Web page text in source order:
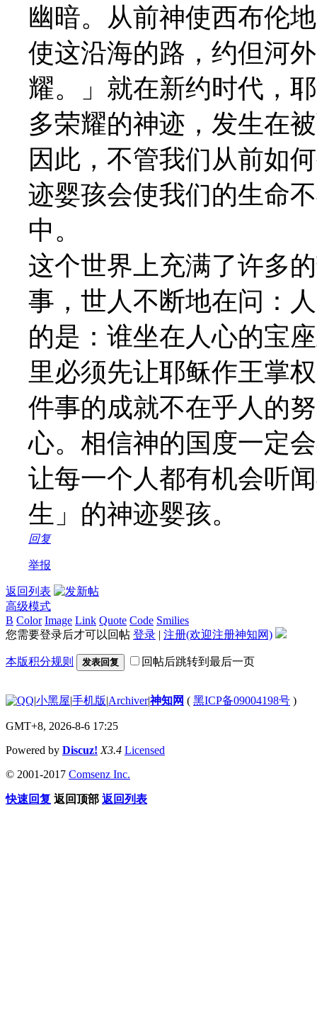
幽暗。从前神使西布伦
使这沿海的路，约但河
耀。」就在新约时代，
多荣耀的神迹，发生在
因此，不管我们从前如
迹婴孩会使我们的生命
中。
这个世界上充满了许多
事，世人不断地在问：
的是：谁坐在人心的宝
里必须先让耶稣作王掌
件事的成就不在乎人的
心。相信神的国度一定
让每一个人都有机会听
生」的神迹婴孩。
回复
举报
返回列表
高级模式
B Color Image Link Quote Code Smilies
您需要登录后才可以回帖 登录 | 注册(欢迎注册神知网)
本版积分规则 发表回复 回帖后跳转到最后一页
|小黑屋|手机版|Archiver|神知网 ( 黑ICP备09004198号 )
GMT+8, 2026-8-6 17:25
Powered by Discuz! X3.4 Licensed
© 2001-2017 Comsenz Inc.
快速回复 返回顶部 返回列表